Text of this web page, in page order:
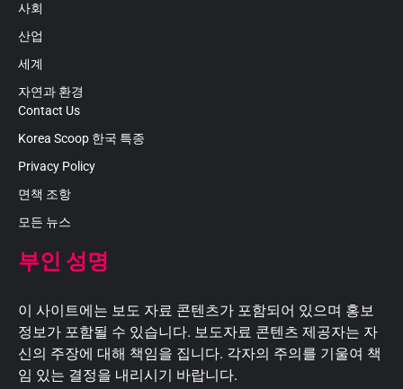
사회
산업
세계
자연과 환경
Contact Us
Korea Scoop 한국 특종
Privacy Policy
면책 조항
모든 뉴스
부인 성명
이 사이트에는 보도 자료 콘텐츠가 포함되어 있으며 홍보
정보가 포함될 수 있습니다. 보도자료 콘텐츠 제공자는 자
신의 주장에 대해 책임을 집니다. 각자의 주의를 기울여 책
임 있는 결정을 내리시기 바랍니다.